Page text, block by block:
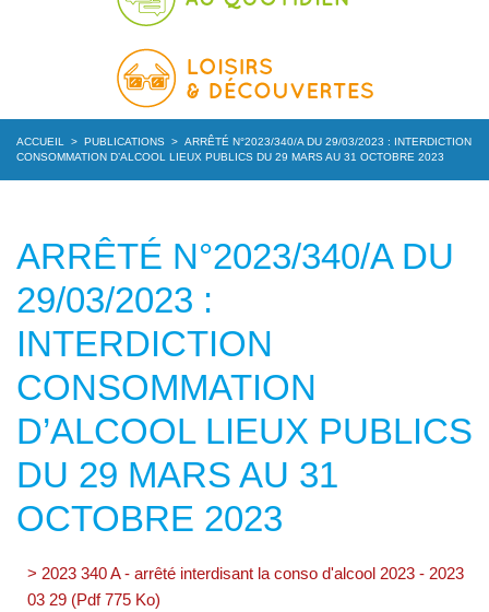
ACCUEIL > PUBLICATIONS > ARRÊTÉ N°2023/340/A DU 29/03/2023 : INTERDICTION
CONSOMMATION D’ALCOOL LIEUX PUBLICS DU 29 MARS AU 31 OCTOBRE 2023
ARRÊTÉ N°2023/340/A DU
29/03/2023 :
INTERDICTION
CONSOMMATION
D’ALCOOL LIEUX PUBLICS
DU 29 MARS AU 31
OCTOBRE 2023
> 2023 340 A - arrêté interdisant la conso d'alcool 2023 - 2023
03 29 (Pdf 775 Ko)